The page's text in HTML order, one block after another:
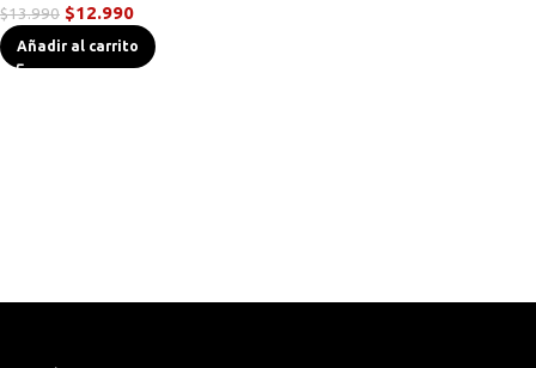
$13.990 $12.990
Añadir al carrito